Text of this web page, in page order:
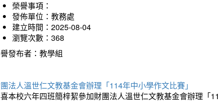
榮譽事項：
發佈單位：教務處
建立時間：2025-08-04
瀏覽次數：368
發布者：教學組
法人溫世仁文教基金會辦理「114年中小學作文比賽」
本校六年四班簡梓絜參加財團法人溫世仁文教基金會辦理「